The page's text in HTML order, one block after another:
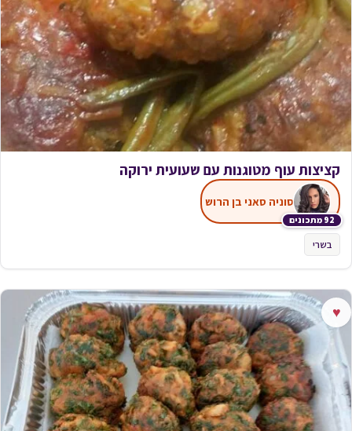
קציצות עוף מטוגנות עם שעועית ירוקה
92 מתכונים
סוניה סאני בן הרוש
בשרי
♥